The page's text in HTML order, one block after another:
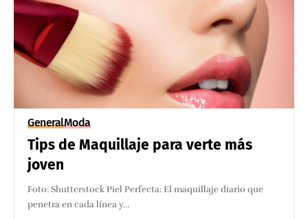
GeneralModa
Tips de Maquillaje para verte más
joven
Foto: Shutterstock Piel Perfecta: El maquillaje diario que
penetra en cada línea y…